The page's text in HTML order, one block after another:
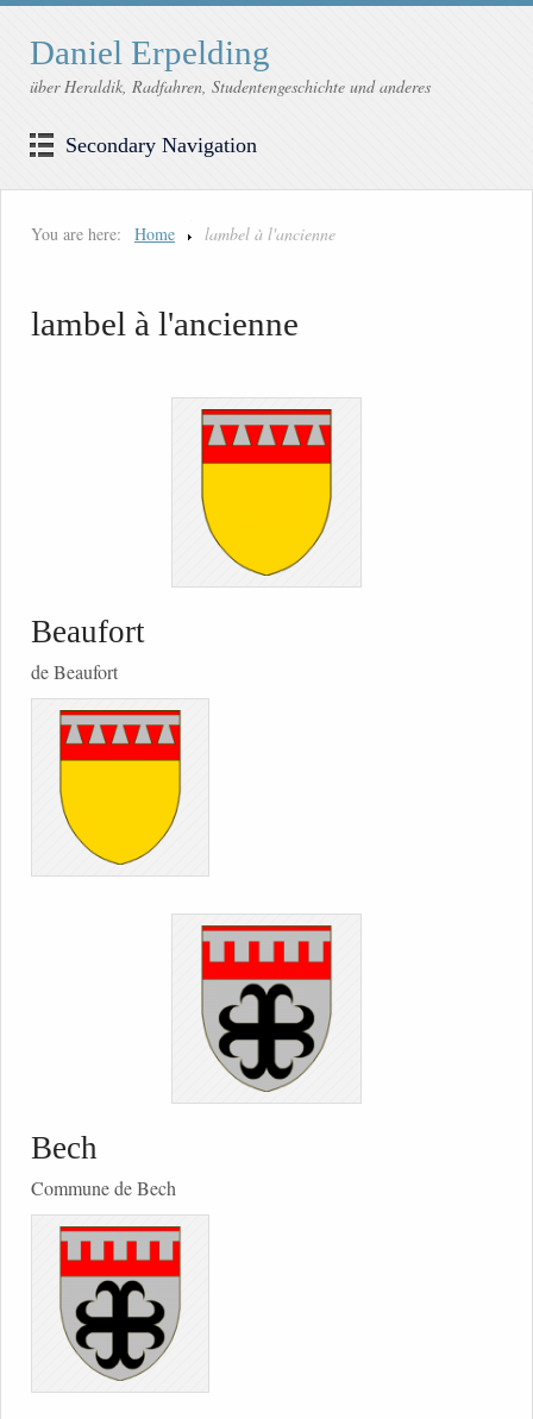
Daniel Erpelding
über Heraldik, Radfahren, Studentengeschichte und anderes
Secondary Navigation
You are here: Home lambel à l'ancienne
lambel à l'ancienne
Beaufort
de Beaufort
Bech
Commune de Bech